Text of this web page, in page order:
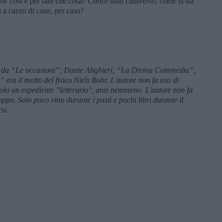
cazzo di cane, per caso?
“Le occasioni”; Dante Alighieri , “La Divina Commedia ”,
era il motto del fisico Niels Bohr. L'autore non fa uso di
un espediente "letterario", anzi nemmeno. L'autore non fa
Solo poco vino durante i pasti e pochi libri durante il